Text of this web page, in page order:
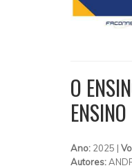
O
Ano: 2025 |
Autores: